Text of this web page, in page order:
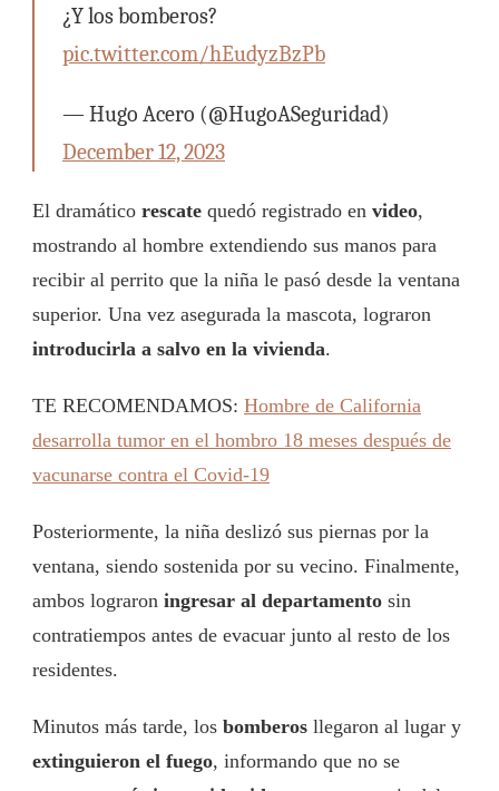
¿Y los bomberos?
pic.twitter.com/hEudyzBzPb
— Hugo Acero (@HugoASeguridad)
December 12, 2023
El dramático rescate quedó registrado en video,
mostrando al hombre extendiendo sus manos para
recibir al perrito que la niña le pasó desde la ventana
superior. Una vez asegurada la mascota, lograron
introducirla a salvo en la vivienda.
TE RECOMENDAMOS: Hombre de California
desarrolla tumor en el hombro 18 meses después de
vacunarse contra el Covid-19
Posteriormente, la niña deslizó sus piernas por la
ventana, siendo sostenida por su vecino. Finalmente,
ambos lograron ingresar al departamento sin
contratiempos antes de evacuar junto al resto de los
residentes.
Minutos más tarde, los bomberos llegaron al lugar y
extinguieron el fuego, informando que no se